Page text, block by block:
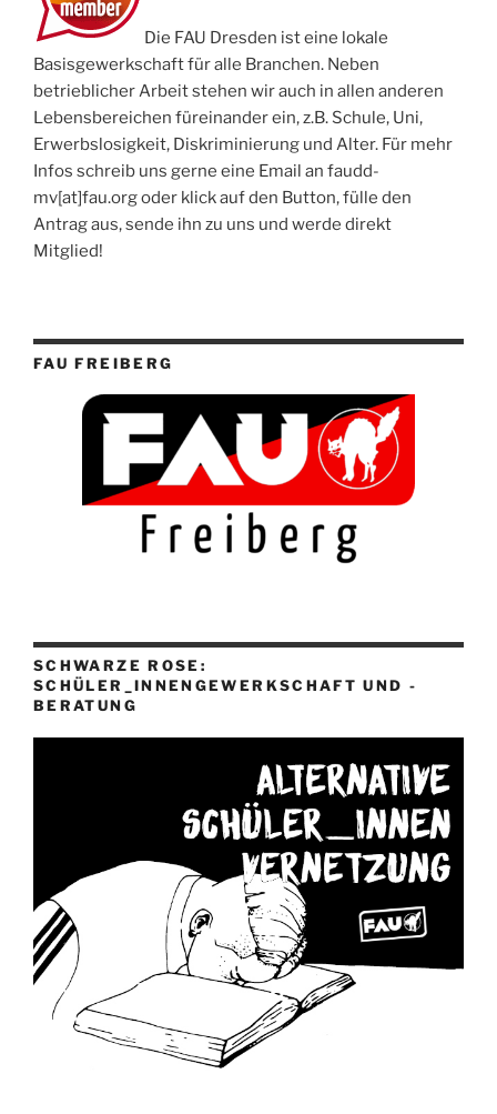
Die FAU Dresden ist eine lokale
Basisgewerkschaft für alle Branchen. Neben
betrieblicher Arbeit stehen wir auch in allen anderen
Lebensbereichen füreinander ein, z.B. Schule, Uni,
Erwerbslosigkeit, Diskriminierung und Alter. Für mehr
Infos schreib uns gerne eine Email an faudd-
mv[at]fau.org oder klick auf den Button, fülle den
Antrag aus, sende ihn zu uns und werde direkt
Mitglied!
FAU FREIBERG
SCHWARZE ROSE:
SCHÜLER_INNENGEWERKSCHAFT UND -
BERATUNG